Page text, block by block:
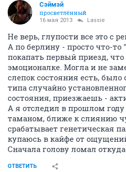
Сэймэй
просветлённый
16 мая 2013 Lassie
Не верь, глупости все это с
А по берлину - просто что-то
покапать первый приезд,
эмоционалке. Могла и не
слепок состояния есть, было
типа случайно
состояния, приезжаешь -
А я отследил в прошлом году
таманом, ближе к слиянию
срабатывает генетическая
купаюсь в кайфе от
Сначала голову ломал
ОТВЕТИТЬ